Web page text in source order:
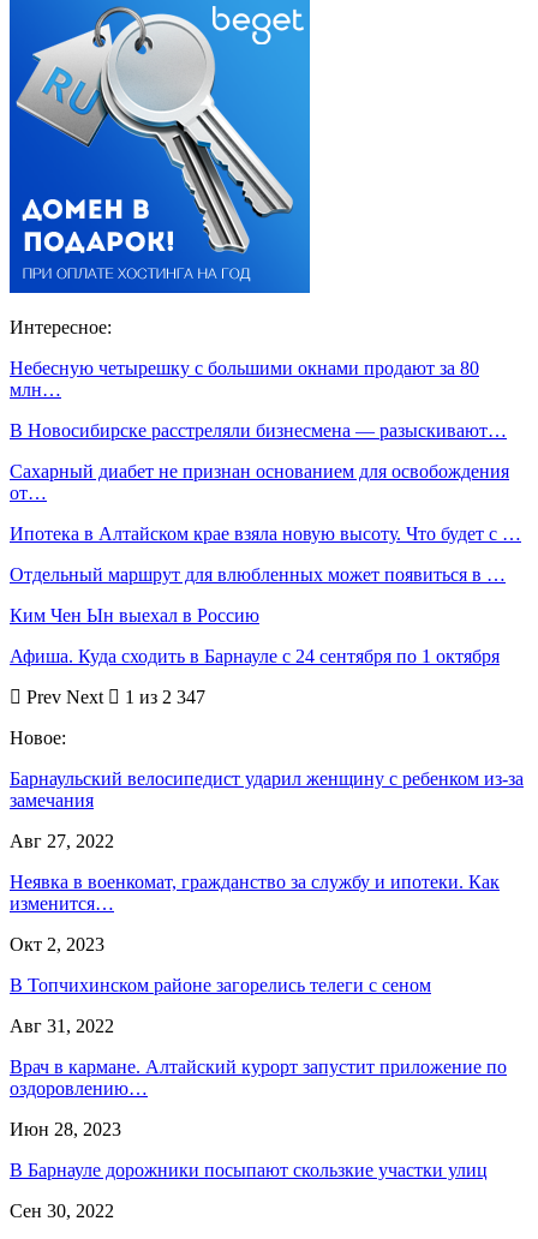
Интересное:
Небесную четырешку с большими окнами продают за 80
млн…
В Новосибирске расстреляли бизнесмена — разыскивают…
Сахарный диабет не признан основанием для освобождения
от…
Ипотека в Алтайском крае взяла новую высоту. Что будет с …
Отдельный маршрут для влюбленных может появиться в …
Ким Чен Ын выехал в Россию
Афиша. Куда сходить в Барнауле с 24 сентября по 1 октября
Prev Next
1 из 2 347
Новое:
Барнаульский велосипедист ударил женщину с ребенком из-за
замечания
Авг 27, 2022
Неявка в военкомат, гражданство за службу и ипотеки. Как
изменится…
Окт 2, 2023
В Топчихинском районе загорелись телеги с сеном
Авг 31, 2022
Врач в кармане. Алтайский курорт запустит приложение по
оздоровлению…
Июн 28, 2023
В Барнауле дорожники посыпают скользкие участки улиц
Сен 30, 2022